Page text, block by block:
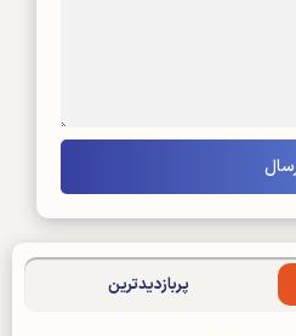
پربازدیدترین